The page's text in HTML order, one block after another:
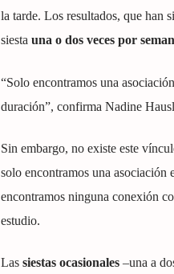
la tarde. Los resultados, que han
siesta una o dos veces por
“Solo encontramos una
duración”, confirma Nadine
Sin embargo, no existe este
solo encontramos una asociación
encontramos ninguna conexión
estudio.
Las siestas ocasionales–una a